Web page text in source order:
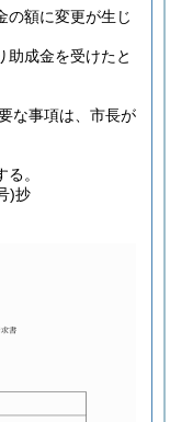
の額に変更が生じ
助成金を受けたと
な事項は、市長が
。
)抄